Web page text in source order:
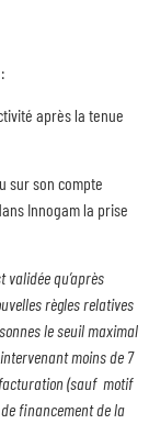
après la tenue
sur son compte
Innogam la prise
validée qu’après
règles relatives
le seuil maximal
moins de 7
(sauf motif
financement de la